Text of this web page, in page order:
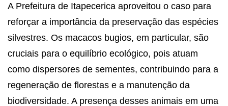
A Prefeitura de Itapecerica aproveitou o caso para
reforçar a importância da preservação das espécies
silvestres. Os macacos bugios, em particular, são
cruciais para o equilíbrio ecológico, pois atuam
como dispersores de sementes, contribuindo para a
regeneração de florestas e a manutenção da
biodiversidade. A presença desses animais em uma